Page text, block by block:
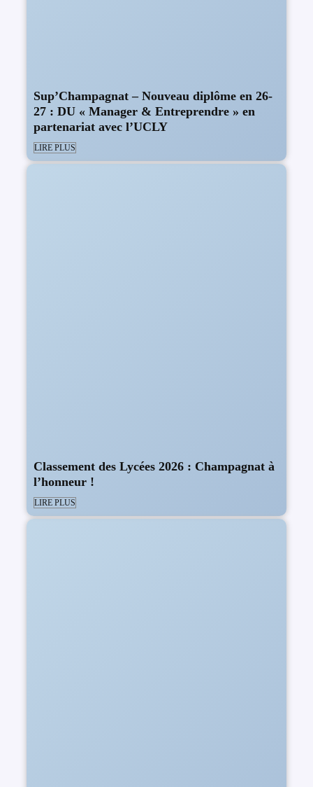
Sup’Champagnat – Nouveau diplôme en 26-
27 : DU « Manager & Entreprendre » en
partenariat avec l’UCLY
LIRE PLUS
Classement des Lycées 2026 : Champagnat à
l’honneur !
LIRE PLUS